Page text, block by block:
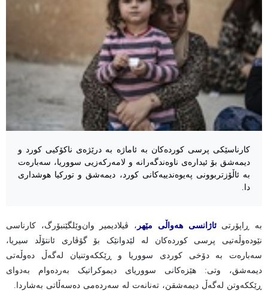
کارناسێکی پرسی کوردەکان بە ئاماژە بە درێژەی ناکۆکیی کورد و
دیمەشق بۆ ئیدارەی ناوەندگەرانە و لامەرکەزیی سووریا، سەبارەت
بە ئاڵۆزتربوونی پەیوەندییەکانی کورد، دیمەشق و تورکیا هوشداری
دا.
بە ڕاپۆرتیئاژانسی هەواڵی مێهر ، ڤیلادیمیر وان‌وێلگێنبۆرگ، کارناسی
نێودەوڵەتیی پرسی کوردەکان لە لێدوانێک بۆ گۆڤاری ئانتۆڵد سیریا،
سەبارەت بە دۆخی کوردی سووریا و ڕێککەوتنیان لەگەڵ دەوڵەتی
دیمەشق، وتی: هێزەکانی سووریای دیموکراتیک بەردەوام بەدوای
ڕێککەوتن لەگەڵ دیمەشقن، تەنانەت لە سەردەمی دەسەڵاتی بەشاردا.